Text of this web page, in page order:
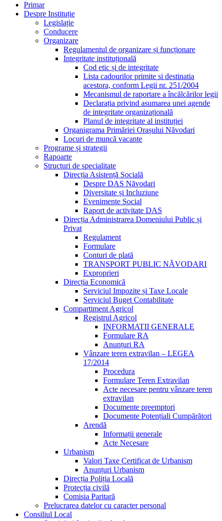
Primar
Despre Instituție
Legislație
Conducere
Organizare
Regulamentul de organizare și funcționare
Integritate instituțională
Cod etic și de integritate
Lista cadourilor primite si destinatia
acestora, conform Legii nr. 251/2004
Mecanismul de raportare a încălcărilor legii
Declarația privind asumarea unei agende
de integritate organizațională
Planul de integritate al instituției
Organigrama Primăriei Orașului Năvodari
Locuri de muncă vacante
Programe și strategii
Rapoarte
Structuri de specialitate
Direcția Asistență Socială
Despre DAS Năvodari
Diversitate și Incluziune
Evenimente Social
Raport de activitate DAS
Direcția Administrarea Domeniului Public și
Privat
Regulament
Formulare
Conturi de plată
TRANSPORT PUBLIC NĂVODARI
Exproprieri
Direcția Economică
Serviciul Impozite și Taxe Locale
Serviciul Buget Contabilitate
Compartiment Agricol
Registrul Agricol
INFORMATII GENERALE
Formulare RA
Anunțuri RA
Vânzare teren extravilan – LEGEA
17/2014
Procedura
Formulare Teren Extravilan
Acte necesare pentru vânzare teren
extravilan
Documente preemptori
Documente Potențiali Cumpărători
Arendă
Informații generale
Acte Necesare
Urbanism
Valori Taxe Certificat de Urbanism
Anunțuri Urbanism
Direcția Poliția Locală
Protecția civilă
Comisia Paritară
Prelucrarea datelor cu caracter personal
Consiliul Local